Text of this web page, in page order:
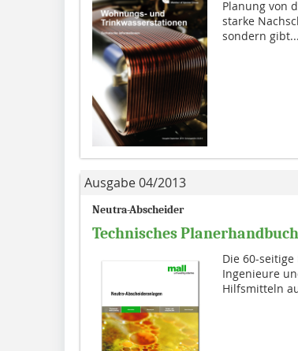
Planung von
starke
sondern gibt...
Ausgabe 04/2013
Neutra-Abscheider
Technisches Planerhandbuch
Die 60-
Ingenieure
Hilfs­mitteln